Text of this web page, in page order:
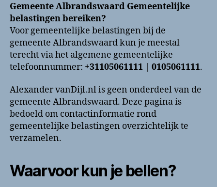
Gemeente Albrandswaard Gemeentelijke
belastingen bereiken?
Voor gemeentelijke belastingen bij de
gemeente Albrandswaard kun je meestal
terecht via het algemene gemeentelijke
telefoonnummer: +31105061111 | 0105061111.
Alexander vanDijl.nl is geen onderdeel van de
gemeente Albrandswaard. Deze pagina is
bedoeld om contactinformatie rond
gemeentelijke belastingen overzichtelijk te
verzamelen.
Waarvoor kun je bellen?